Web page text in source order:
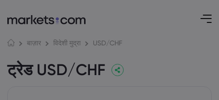
बाज़ार विदेशी मुद्रा USD/CHF
ट्रेड USD/CHF